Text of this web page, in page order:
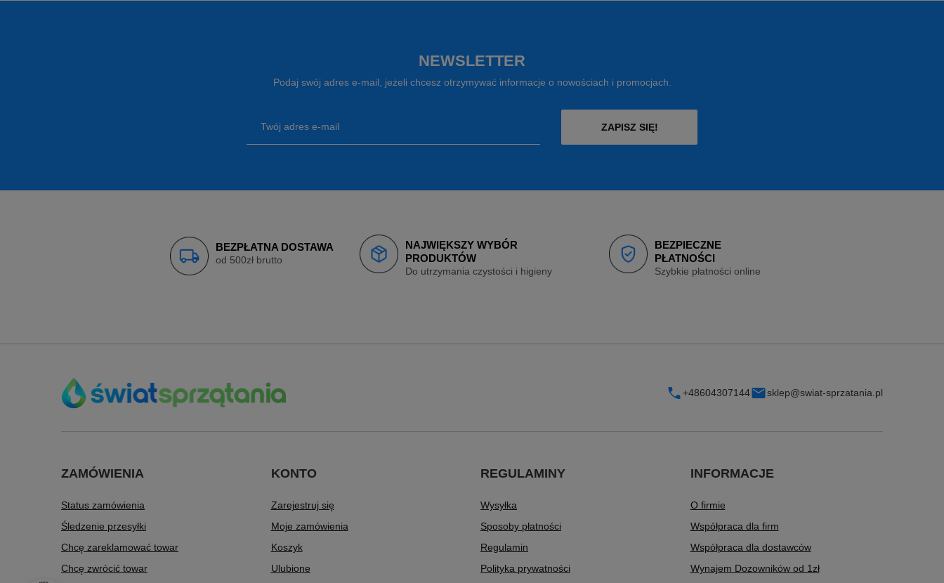
NEWSLETTER
Podaj swój adres e-mail, jeżeli chcesz otrzymywać informacje o nowościach i promocjach.
Twój adres e-mail ZAPISZ SIĘ!
BEZPŁATNA DOSTAWA
od 500zł brutto
NAJWIĘKSZY WYBÓR
PRODUKTÓW
Do utrzymania czystości i higieny
BEZPIECZNE
PŁATNOŚCI
Szybkie płatności online
+48604307144 sklep@swiat-sprzatania.pl
ZAMÓWIENIA
Status zamówienia
Śledzenie przesyłki
Chcę zareklamować towar
Chcę zwrócić towar
KONTO
Zarejestruj się
Moje zamówienia
Koszyk
Ulubione
REGULAMINY
Wysyłka
Sposoby płatności
Regulamin
Polityka prywatności
INFORMACJE
O firmie
Współpraca dla firm
Współpraca dla dostawców
Wynajem Dozowników od 1zł